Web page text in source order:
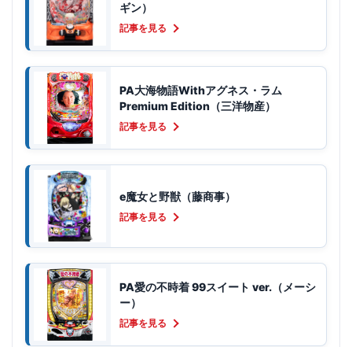
ギン）
記事を見る
PA大海物語Withアグネス・ラム
Premium Edition（三洋物産）
記事を見る
e魔女と野獣（藤商事）
記事を見る
PA愛の不時着 99スイート ver.（メーシ
ー）
記事を見る